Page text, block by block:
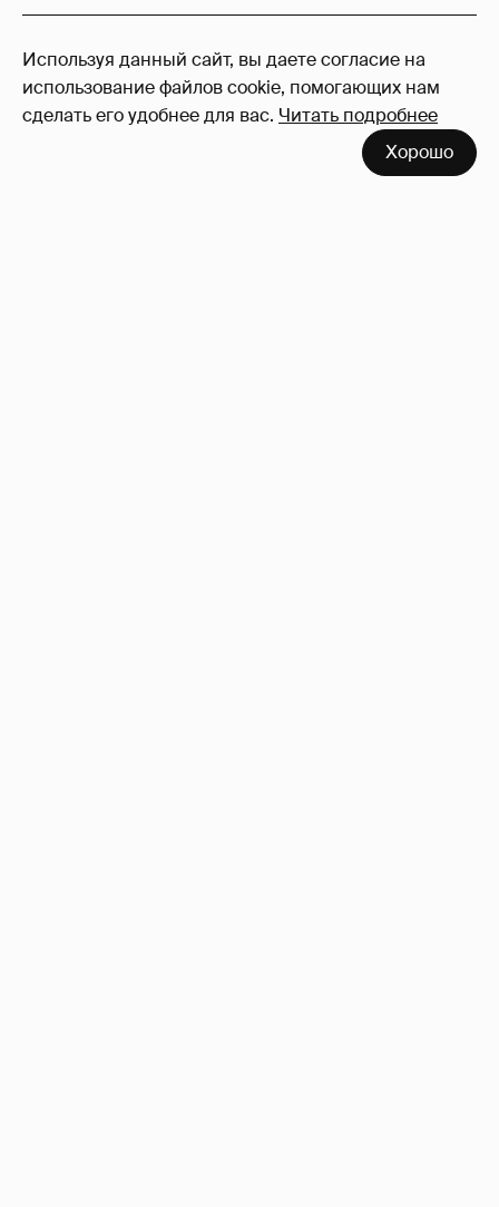
Используя данный сайт, вы даете согласие на
использование файлов cookie, помогающих нам
сделать его удобнее для вас. Читать подробнее
Хорошо
6
Войдите в аккаунт, чтобы читать и
оставлять комментарии